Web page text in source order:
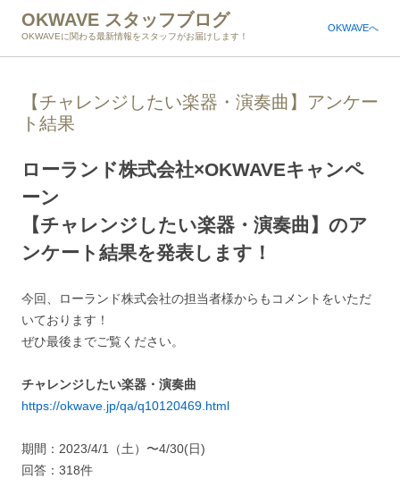
OKWAVE スタッフブログ
OKWAVEに関わる最新情報をスタッフがお届けします！
OKWAVEへ
【チャレンジしたい楽器・演奏曲​】アンケー
ト結果
ローランド株式会社×OKWAVEキャンペ
ーン
【チャレンジしたい楽器・演奏曲​】のア
ンケート結果を発表します！
今回、ローランド株式会社の担当者様からもコメントをいただ
いております！
ぜひ最後までご覧ください。
チャレンジしたい楽器・演奏曲​
https://okwave.jp/qa/q10120469.html
期間：2023/4/1（土）〜4/30(日)
回答：318件